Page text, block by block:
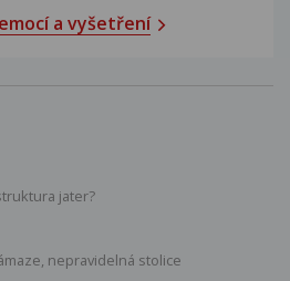
a vyšetření
jater?
nepravidelná stolice